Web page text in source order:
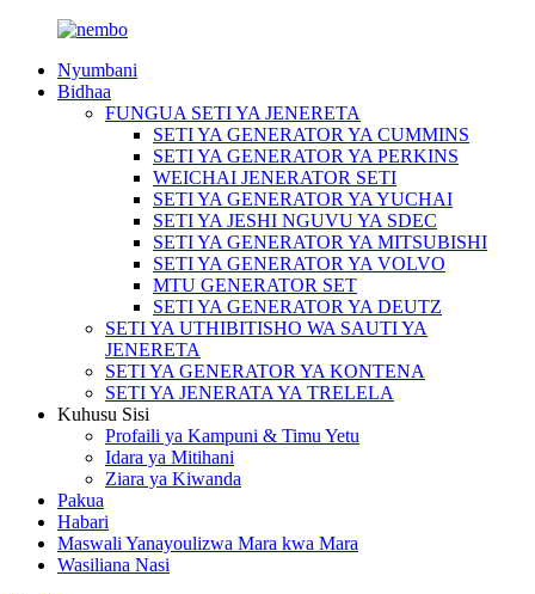
Nyumbani
Bidhaa
FUNGUA SETI YA JENERETA
SETI YA GENERATOR YA CUMMINS
SETI YA GENERATOR YA PERKINS
WEICHAI JENERATOR SETI
SETI YA GENERATOR YA YUCHAI
SETI YA JESHI NGUVU YA SDEC
SETI YA GENERATOR YA MITSUBISHI
SETI YA GENERATOR YA VOLVO
MTU GENERATOR SET
SETI YA GENERATOR YA DEUTZ
SETI YA UTHIBITISHO WA SAUTI YA
JENERETA
SETI YA GENERATOR YA KONTENA
SETI YA JENERATA YA TRELELA
Kuhusu Sisi
Profaili ya Kampuni & Timu Yetu
Idara ya Mitihani
Ziara ya Kiwanda
Pakua
Habari
Maswali Yanayoulizwa Mara kwa Mara
Wasiliana Nasi